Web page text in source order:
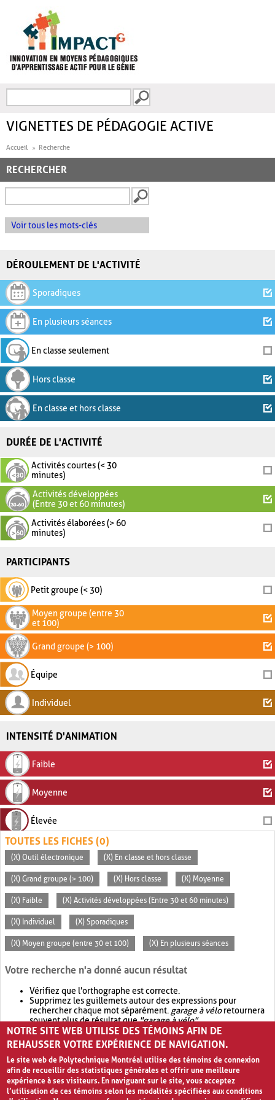
FORMULAIRE DE
VIGNETTES DE PÉDAGOGIE ACTIVE
Accueil Recherche
RECHERCHER
Voir tous les mots-clés
DÉROULEMENT DE L'ACTIVITÉ
Sporadiques
En plusieurs séances
En classe seulement
Hors classe
En classe et hors classe
DURÉE DE L'ACTIVITÉ
Activités courtes (< 30
minutes)
Activités développées
(Entre 30 et 60 minutes)
Activités élaborées (> 60
minutes)
PARTICIPANTS
Petit groupe (< 30)
Moyen groupe (entre 30
et 100)
Grand groupe (> 100)
Équipe
Individuel
INTENSITÉ D'ANIMATION
Faible
Moyenne
Élevée
TOUTES LES FICHES (0)
(X) Outil électronique (X) En classe et hors classe
(X) Grand groupe (> 100) (X) Hors classe (X) Moyenne
(X) Faible (X) Activités développées (Entre 30 et 60 minutes)
(X) Individuel (X) Sporadiques
(X) Moyen groupe (entre 30 et 100) (X) En plusieurs séances
Votre recherche n'a donné aucun résultat
Vérifiez que l'orthographe est correcte.
Supprimez les guillemets autour des expressions pour
rechercher chaque mot séparément. garage à véloretournera
souvent plus de résultat que"garage à vélo".
Envisagez d'élargir votre recherche avec OR.garage OR vélo
retournera souvent plus de résultat quegarage à vélo
NOTRE SITE WEB UTILISE DES TÉMOINS AFIN DE
REHAUSSER VOTRE EXPÉRIENCE DE NAVIGATION.
Le site web de Polytechnique Montréal utilise des témoins de connexion
afin de recueillir des statistiques générales et offrir une meilleure
expérience à ses visiteurs. En naviguant sur le site, vous acceptez
l’utilisation de ces témoins selon les modalités spécifiées aux conditions